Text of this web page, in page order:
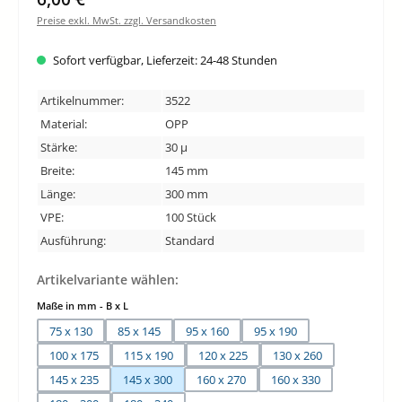
Preise exkl. MwSt. zzgl. Versandkosten
Sofort verfügbar, Lieferzeit: 24-48 Stunden
Artikelnummer:
3522
Material:
OPP
Stärke:
30 µ
Breite:
145 mm
Länge:
300 mm
VPE:
100 Stück
Ausführung:
Standard
Artikelvariante wählen:
Maße in mm - B x L
75 x 130 85 x 145 95 x 160
95 x 190
100 x 175
115 x 190 120 x 225
130 x 260
145 x 235
145 x 300 160 x 270
160 x 330